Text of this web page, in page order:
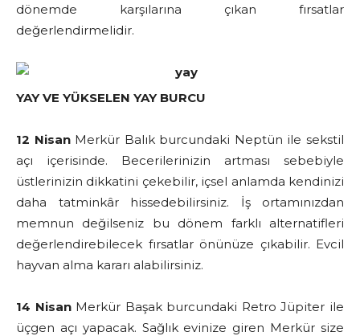
dönemde karşılarına çıkan fırsatlar
değerlendirmelidir.
YAY VE YÜKSELEN YAY BURCU
12 NisanMerkür Balık burcundaki Neptün ile sekstil
açı içerisinde. Becerilerinizin artması sebebiyle
üstlerinizin dikkatini çekebilir, içsel anlamda kendinizi
daha tatminkâr hissedebilirsiniz. İş ortamınızdan
memnun değilseniz bu dönem farklı alternatifleri
değerlendirebilecek fırsatlar önünüze çıkabilir. Evcil
hayvan alma kararı alabilirsiniz.
14 NisanMerkür Başak burcundaki Retro Jüpiter ile
üçgen açı yapacak. Sağlık evinize giren Merkür size